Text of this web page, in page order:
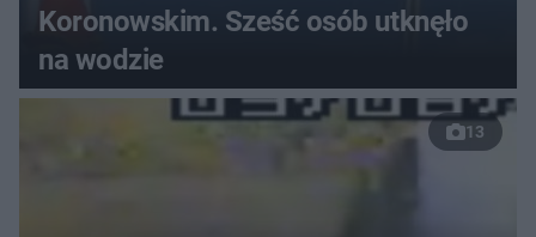
Koronowskim. Sześć osób utknęło
na wodzie
13